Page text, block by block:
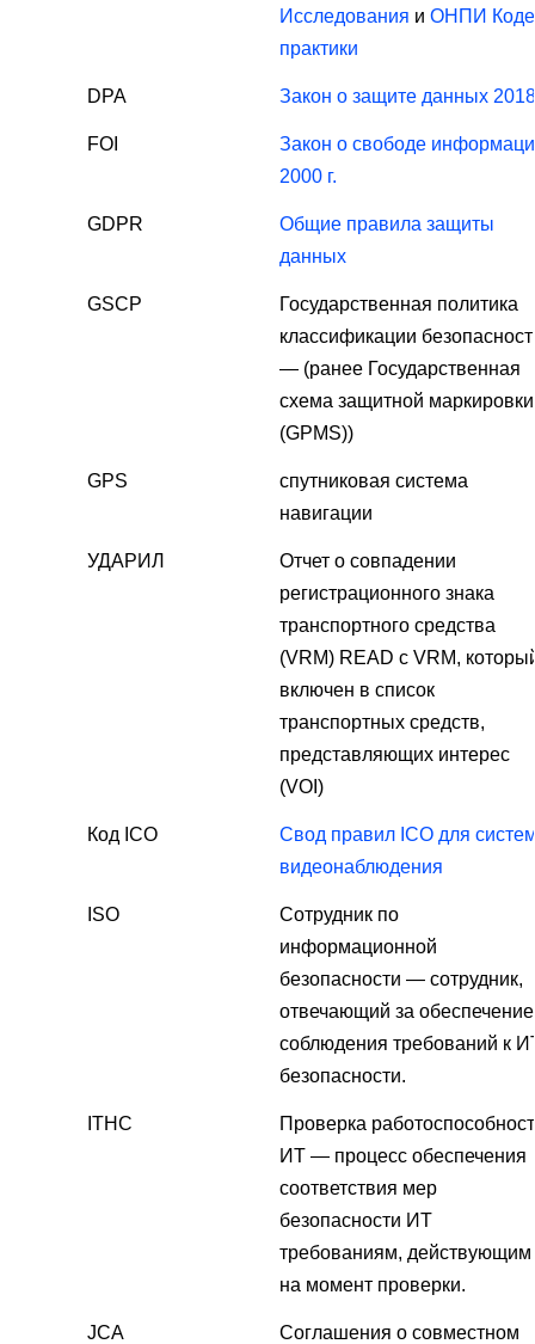
Исследования и ОНПИ
практики
DPA Закон о защите данных 2018
FOI
Закон о свободе
2000 г.
GDPR
Общие правила защиты
данных
GSCP
Государственная политика
классификации
— (ранее Государственная
схема защитной маркировки
(GPMS))
GPS
спутниковая система
навигации
УДАРИЛ
Отчет о совпадении
регистрационного знака
транспортного средства
(VRM) READ с VRM,
включен в список
транспортных средств,
представляющих интерес
(VOI)
Код ICO
Свод правил ICO для
видеонаблюдения
ISO
Сотрудник по
информационной
безопасности — сотрудник,
отвечающий за обеспечение
соблюдения требований к
безопасности.
ITHC
Проверка
ИТ — процесс обеспечения
соответствия мер
безопасности ИТ
требованиям, действующим
на момент проверки.
JCA Соглашения о совместном